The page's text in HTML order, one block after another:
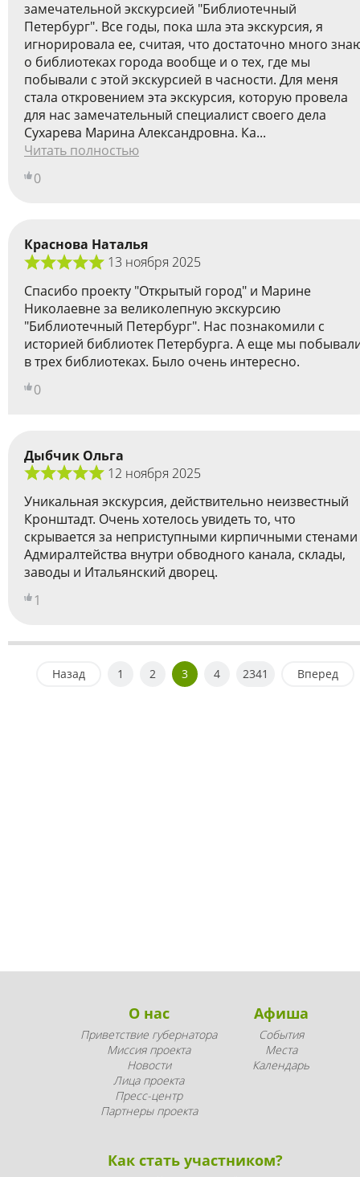
замечательной экскурсией "Библиотечный
Петербург". Все годы, пока шла эта экскурсия, я
игнорировала ее, считая, что достаточно много
о библиотеках города вообще и о тех, где мы
побывали с этой экскурсией в часности. Для меня
стала откровением эта экскурсия, которую провела
для нас замечательный специалист своего дела
Сухарева Марина Александровна. Ка...
Читать полностью
0
Краснова Наталья
13 ноября 2025
Спасибо проекту "Открытый город" и Марине
Николаевне за великолепную экскурсию
"Библиотечный Петербург". Нас познакомили с
историей библиотек Петербурга. А еще мы
в трех библиотеках. Было очень интересно.
0
Дыбчик Ольга
12 ноября 2025
Уникальная экскурсия, действительно неизвестный
Кронштадт. Очень хотелось увидеть то, что
скрывается за неприступными кирпичными стенами
Адмиралтейства внутри обводного канала, склады,
заводы и Итальянский дворец.
1
Назад 1 2 3 4 2341 Вперед
О нас
Приветствие губернатора
Миссия проекта
Новости
Лица проекта
Пресс-центр
Партнеры проекта
Афиша
События
Места
Календарь
Как стать участником?